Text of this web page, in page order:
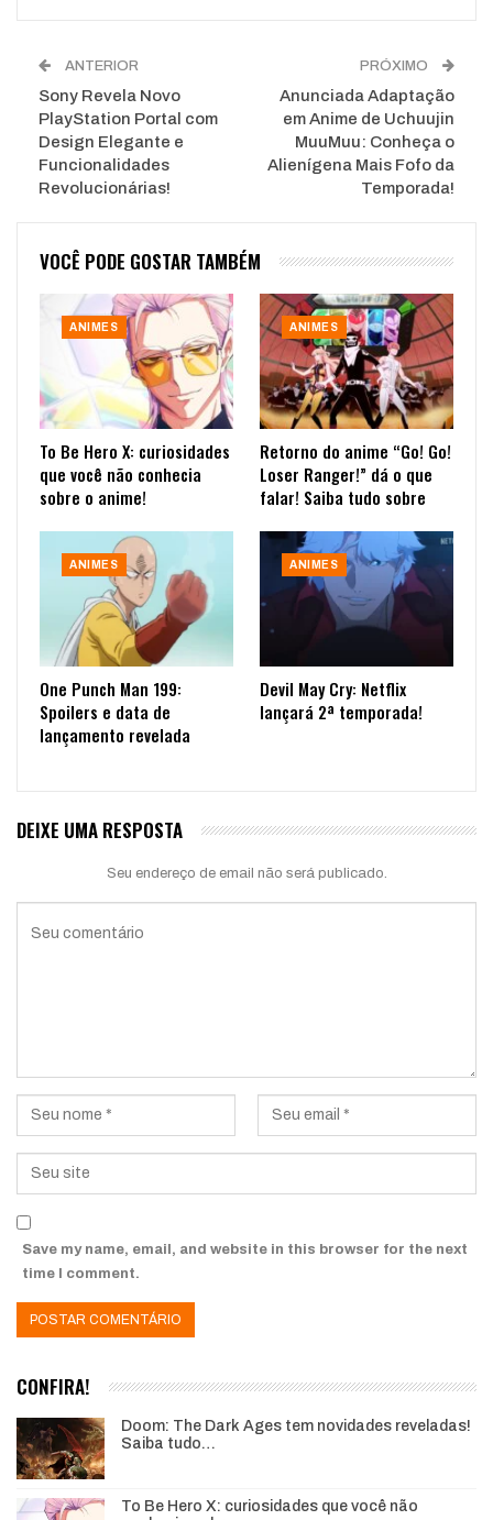
ANTERIOR
Sony Revela Novo
PlayStation Portal com
Design Elegante e
Funcionalidades
Revolucionárias!
PRÓXIMO
Anunciada Adaptação
em Anime de Uchuujin
MuuMuu: Conheça o
Alienígena Mais Fofo da
Temporada!
VOCÊ PODE GOSTAR TAMBÉM
ANIMES
To Be Hero X: curiosidades
que você não conhecia
sobre o anime!
ANIMES
Retorno do anime “Go! Go!
Loser Ranger!” dá o que
falar! Saiba tudo sobre
ANIMES
One Punch Man 199:
Spoilers e data de
lançamento revelada
ANIMES
Devil May Cry: Netflix
lançará 2ª temporada!
DEIXE UMA RESPOSTA
Seu endereço de email não será publicado.
Save my name, email, and website in this browser for the next
time I comment.
CONFIRA!
Doom: The Dark Ages tem novidades reveladas!
Saiba tudo…
To Be Hero X: curiosidades que você não